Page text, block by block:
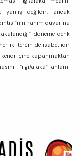
yanlış değildir; ancak
rahim duvarına
döneme denk
iki tercih de isabetlidir
kendi içine kapanmaktan
“ilgi/alâka” anlamı